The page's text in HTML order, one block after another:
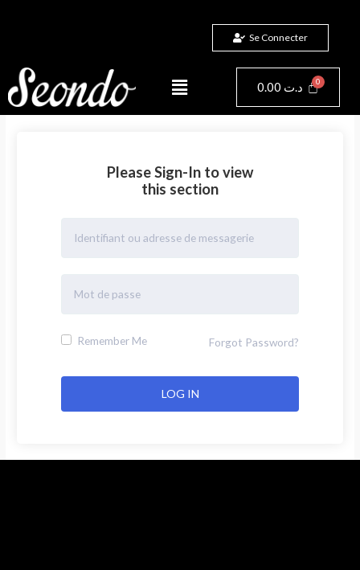
Se Connecter
Menu 0.00 د.ت Panier
Please Sign-In to view
this section
Remember Me Forgot Password?